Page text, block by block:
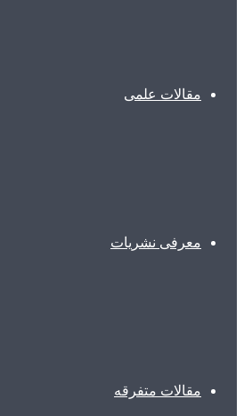
مقالات علمی
معرفی نشریات
مقالات متفرقه